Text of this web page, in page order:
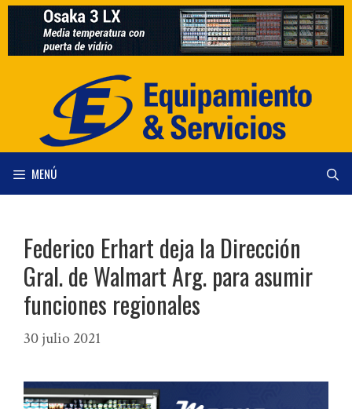
Saltar
contenido
MENÚ
Federico Erhart deja la Dirección
Gral. de Walmart Arg. para asumir
funciones regionales
30 julio 2021